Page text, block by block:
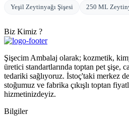
Yeşil Zeytinyağı Şişesi
250 ML
Biz Kimiz ?
Şişecim Ambalaj olarak; kozmetik,
üretici standartlarında toptan pet şişe,
tedariki sağlıyoruz. İstoç'taki merkez
stoğumuz ve fabrika çıkışlı toptan
hizmetinizdeyiz.
Bilgiler